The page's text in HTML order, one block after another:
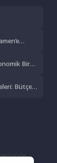
Bir
Bütçe